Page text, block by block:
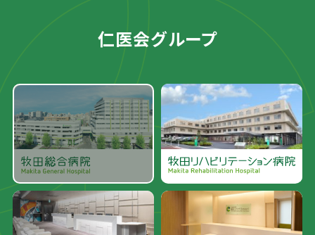
仁医会グループ